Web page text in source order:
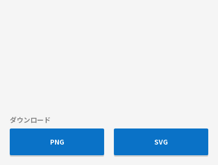
ダウンロード
PNG SVG